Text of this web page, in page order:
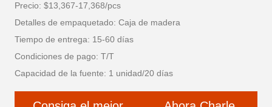
Precio: $13,367-17,368/pcs
Detalles de empaquetado: Caja de madera
Tiempo de entrega: 15-60 días
Condiciones de pago: T/T
Capacidad de la fuente: 1 unidad/20 días